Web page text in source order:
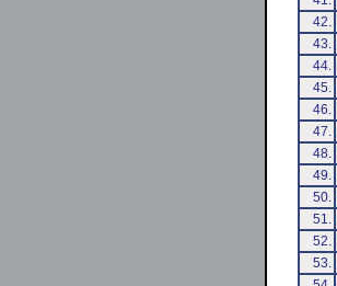
42.
43.
44.
45.
46.
47.
48.
49.
50.
51.
52.
53.